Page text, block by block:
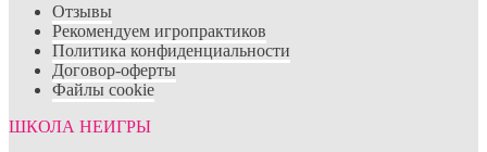
Отзывы
Рекомендуем игропрактиков
Политика конфиденциальности
Договор-оферты
Файлы cookie
ШКОЛА НЕИГРЫ